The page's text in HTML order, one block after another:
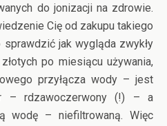
do jonizacji na zdrowie.
Cię od zakupu takiego
jak wygląda zwykły
po miesiącu używania,
przyłącza wody – jest
– rdzawoczerwony (!) – a
wodę – niefiltrowaną. Więc